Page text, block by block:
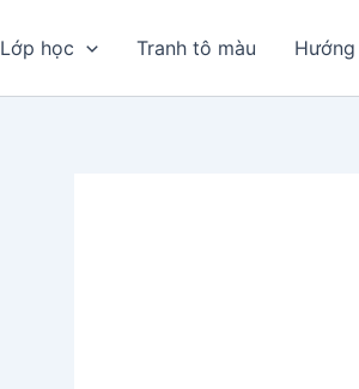
Lớp học Tranh tô màu